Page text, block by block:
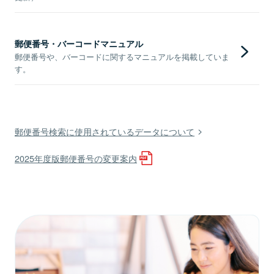
郵便番号・バーコードマニュアル
郵便番号や、バーコードに関するマニュアルを掲載していま
す。
郵便番号検索に使用されているデータについて
2025年度版郵便番号の変更案内